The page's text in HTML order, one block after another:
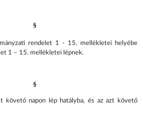
§
rendelet 1 - 15. mellékletei helyébe
1 – 15. mellékletei lépnek.
§
követő napon lép hatályba, és az azt követő